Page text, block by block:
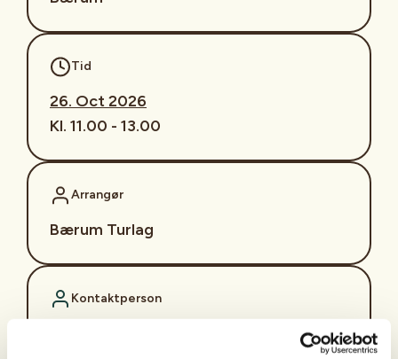
Tid
26. Oct 2026
Kl. 11.00 - 13.00
Arrangør
Bærum Turlag
Kontaktperson